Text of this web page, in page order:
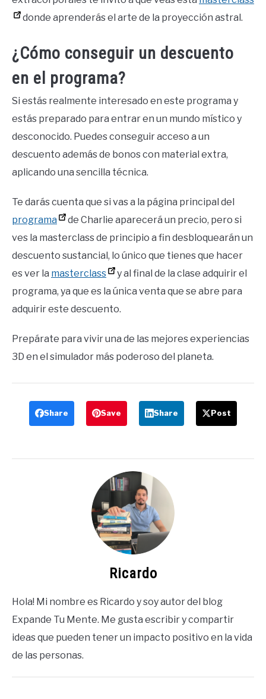
donde aprenderás el arte de la proyección astral.
¿Cómo conseguir un descuento
en el programa?
Si estás realmente interesado en este programa y
estás preparado para entrar en un mundo místico y
desconocido. Puedes conseguir acceso a un
descuento además de bonos con material extra,
aplicando una sencilla técnica.
Te darás cuenta que si vas a la página principal del
programa
de Charlie aparecerá un precio, pero si
ves la masterclass de principio a fin desbloquearán un
descuento sustancial, lo único que tienes que hacer
es ver la masterclass
y al final de la clase adquirir el
programa, ya que es la única venta que se abre para
adquirir este descuento.
Prepárate para vivir una de las mejores experiencias
3D en el simulador más poderoso del planeta.
Share Save Share Post
Ricardo
Hola! Mi nombre es Ricardo y soy autor del blog
Expande Tu Mente. Me gusta escribir y compartir
ideas que pueden tener un impacto positivo en la vida
de las personas.